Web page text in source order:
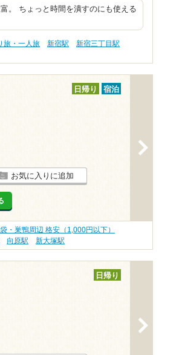
。 ちょっと時間を潰すのにも使える
旅・一人旅 新宿駅
新宿三丁目駅
日帰り 宿泊
お気に入りに追加
・巣鴨周辺 格安（1,000円以下）
向原駅 新大塚駅
日帰り